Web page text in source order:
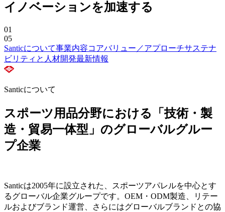
イノベーションを加速する
01
05
Santicについて事業内容コアバリュー／アプローチサステナ
ビリティと人材開発最新情報
Santicについて
スポーツ用品分野における「技術・製
造・貿易一体型」のグローバルグルー
プ企業
Santicは2005年に設立された、スポーツアパレルを中心とす
るグローバル企業グループです。OEM・ODM製造、リテー
ルおよびブランド運営、さらにはグローバルブランドとの協